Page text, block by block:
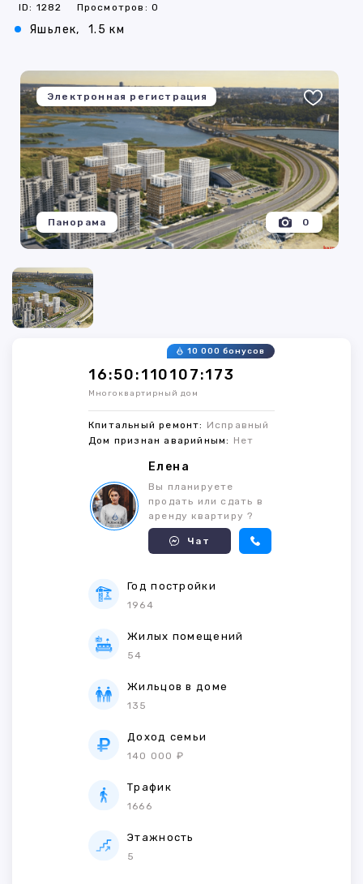
ID: 1282 Просмотров: 0
Яшьлек, 1.5 км
Электронная регистрация
0
Панорама
16:50:110107:173
10 000 бонусов
Многоквартирный дом
Кпитальный ремонт: Исправный
Дом признан аварийным: Нет
Елена
Вы планируете
продать или сдать в
аренду квартиру ?
Чат
Год постройки
1964
Жилых помещений
54
Жильцов в доме
135
Доход семьи
140 000 ₽
Трафик
1666
Этажность
5